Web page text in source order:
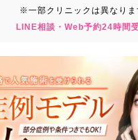
※一部クリニックは異なりま
LINE相談・Web予約24時間